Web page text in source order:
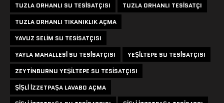
TUZLA ORHANLI SU TESISATÇISI
TUZLA ORHANLI TESISATÇI
TUZLA ORHANLI TIKANIKLIK AÇMA
YAVUZ SELIM SU TESISATÇISI
YAYLA MAHALLESI SU TESISATÇISI
YEŞILTEPE SU TESISATÇISI
ZEYTINBURNU YEŞILTEPE SU TESISATÇISI
ŞIŞLI IZZETPAŞA LAVABO AÇMA